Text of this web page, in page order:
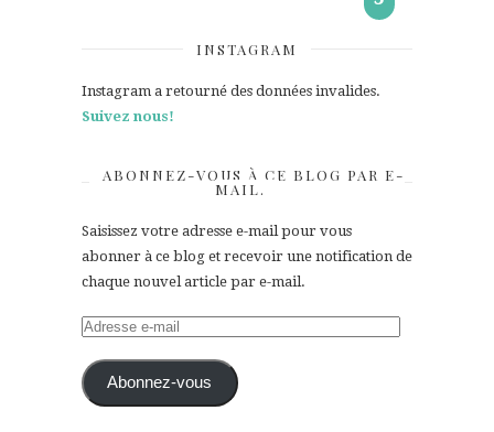
INSTAGRAM
Instagram a retourné des données invalides.
Suivez nous!
ABONNEZ-VOUS À CE BLOG PAR E-
MAIL.
Saisissez votre adresse e-mail pour vous
abonner à ce blog et recevoir une notification de
chaque nouvel article par e-mail.
Adresse
mail Abonnez-vous